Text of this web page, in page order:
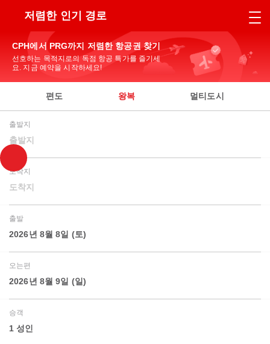
저렴한 인기 경로
CPH에서 PRG까지 저렴한 항공권 찾기
선호하는 목적지로의 독점 항공 특가를 즐기세
요. 지금 예약을 시작하세요!
편도 왕복 멀티도시
출발지
출발지
도착지
도착지
출발
2026년 8월 8일 (토)
오는편
2026년 8월 9일 (일)
승객
1 성인